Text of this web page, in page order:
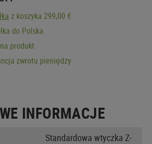
z koszyka 299,00 €
do Polska
produkt
zwrotu pieniędzy
INFORMACJE
Standardowa wtyczka Z-